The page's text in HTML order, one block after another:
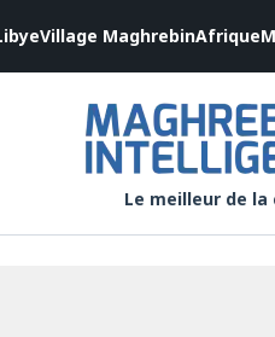
Village MaghrebinAfrique
Le meilleur de